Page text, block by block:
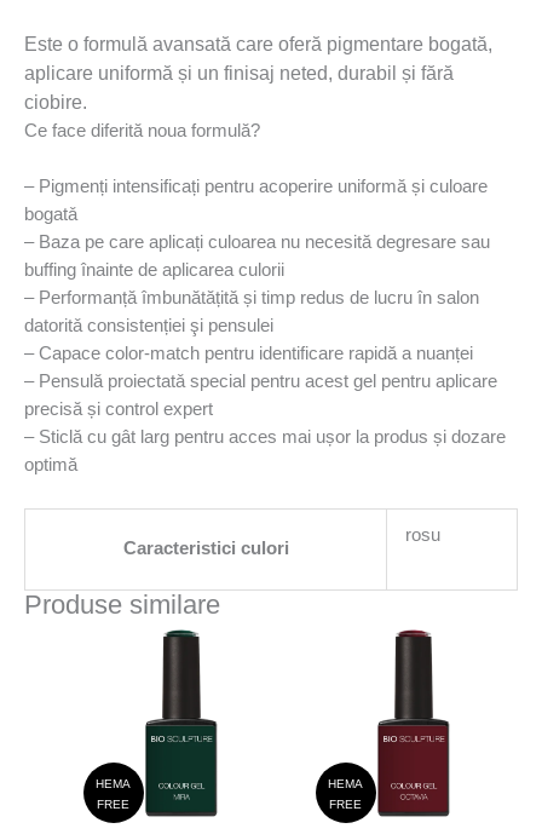
Este o formulă avansată care oferă pigmentare bogată,
aplicare uniformă și un finisaj neted, durabil și fără
ciobire.
Ce face diferită noua formulă?
– Pigmenți intensificați pentru acoperire uniformă și culoare
bogatǎ
– Baza pe care aplicați culoarea nu necesită degresare sau
buffing înainte de aplicarea culorii
– Performanță îmbunătățită și timp redus de lucru în salon
datoritǎ consistenției şi pensulei
– Capace color-match pentru identificare rapidă a nuanței
– Pensulă proiectatǎ special pentru acest gel pentru aplicare
precisă și control expert
– Sticlă cu gât larg pentru acces mai ușor la produs și dozare
optimă
Caracteristici culori
rosu
Produse similare
HEMA
FREE
HEMA
FREE